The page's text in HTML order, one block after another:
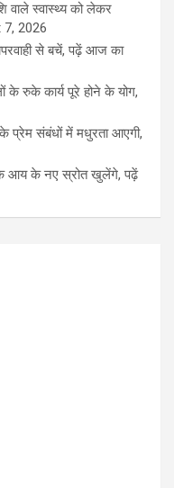
वाले स्वास्थ्य को लेकर
2026
से बचें, पढ़ें आज का
के रुके कार्य पूरे होने के योग,
प्रेम संबंधों में मधुरता आएगी,
के आय के नए स्रोत खुलेंगे, पढ़ें